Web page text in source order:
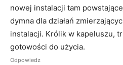
nowej instalacji tam
dymna dla działań
instalacji. Królik w kapeluszu,
gotowości do użycia.
Odpowiedz